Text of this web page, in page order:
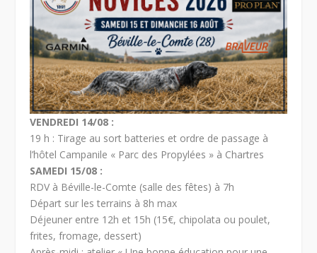
VENDREDI 14/08 :
19 h : Tirage au sort batteries et ordre de passage à
l’hôtel Campanile « Parc des Propylées » à Chartres
SAMEDI 15/08 :
RDV à Béville-le-Comte (salle des fêtes) à 7h
Départ sur les terrains à 8h max
Déjeuner entre 12h et 15h (15€, chipolata ou poulet,
frites, fromage, dessert)